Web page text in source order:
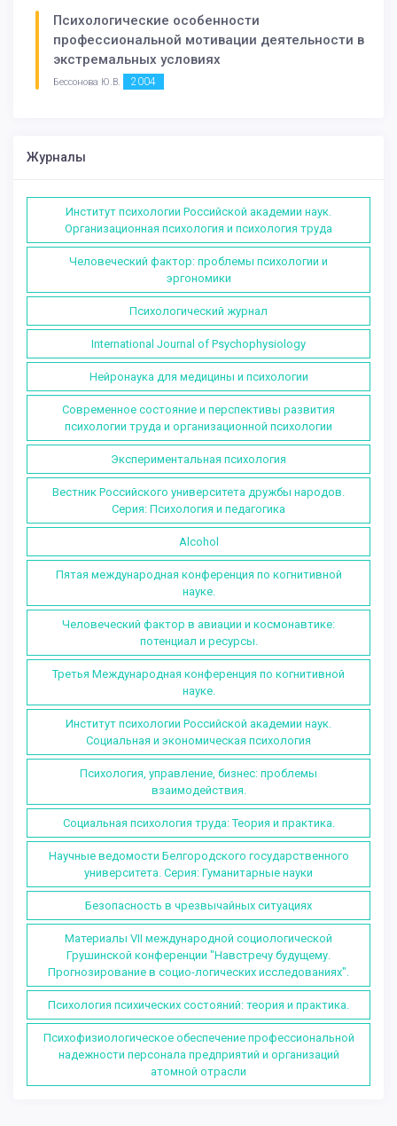
Психологические особенности
профессиональной мотивации деятельности в
экстремальных условиях
Бессонова Ю.В. 2004
Журналы
Институт психологии Российской академии наук.
Организационная психология и психология труда
Человеческий фактор: проблемы психологии и
эргономики
Психологический журнал
International Journal of Psychophysiology
Нейронаука для медицины и психологии
Современное состояние и перспективы развития
психологии труда и организационной психологии
Экспериментальная психология
Вестник Российского университета дружбы народов.
Серия: Психология и педагогика
Alcohol
Пятая международная конференция по когнитивной
науке.
Человеческий фактор в авиации и космонавтике:
потенциал и ресурсы.
Третья Международная конференция по когнитивной
науке.
Институт психологии Российской академии наук.
Социальная и экономическая психология
Психология, управление, бизнес: проблемы
взаимодействия.
Социальная психология труда: Теория и практика.
Научные ведомости Белгородского государственного
университета. Серия: Гуманитарные науки
Безопасность в чрезвычайных ситуациях
Материалы VII международной социологической
Грушинской конференции "Навстречу будущему.
Прогнозирование в социо-логических исследованиях".
Психология психических состояний: теория и практика.
Психофизиологическое обеспечение профессиональной
надежности персонала предприятий и организаций
атомной отрасли